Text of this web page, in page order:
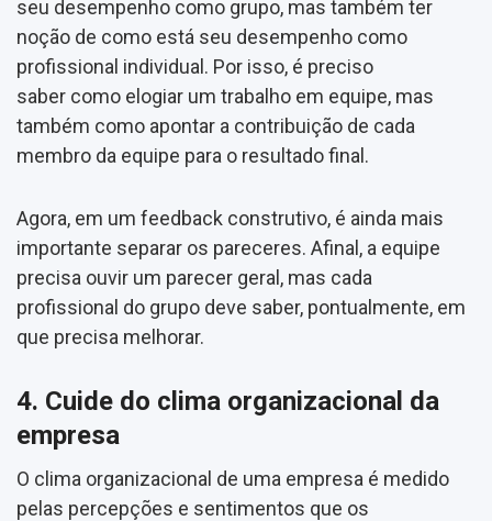
seu desempenho como grupo, mas também ter
noção de como está seu desempenho como
profissional individual. Por isso, é preciso
saber como elogiar um trabalho em equipe, mas
também como apontar a contribuição de cada
membro da equipe para o resultado final.
Agora, em um feedback construtivo, é ainda mais
importante separar os pareceres. Afinal, a equipe
precisa ouvir um parecer geral, mas cada
profissional do grupo deve saber, pontualmente, em
que precisa melhorar.
4. Cuide do clima organizacional da
empresa
O clima organizacional de uma empresa é medido
pelas percepções e sentimentos que os